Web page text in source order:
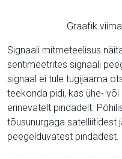
Graafik
Signaali mitmeteelisus
sentimeetrites signaali
signaal ei tule tugijaama
teekonda pidi, kas ühe-
erinevatelt pindadelt.
tõusunurgaga satelliitidest
peegelduvatest pindadest.